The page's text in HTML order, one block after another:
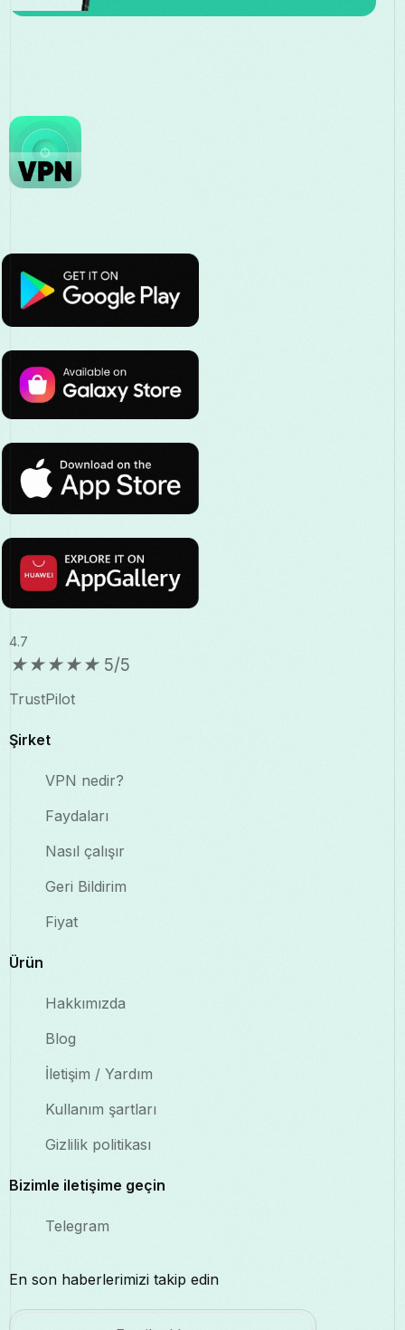
4.7
★★★★★ 5/5
TrustPilot
Şirket
VPN nedir?
Faydaları
Nasıl çalışır
Geri Bildirim
Fiyat
Ürün
Hakkımızda
Blog
İletişim / Yardım
Kullanım şartları
Gizlilik politikası
Bizimle iletişime geçin
Telegram
En son haberlerimizi takip edin